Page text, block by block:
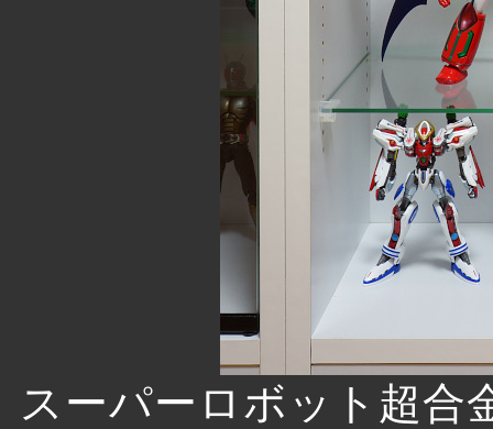
スーパーロボット超合